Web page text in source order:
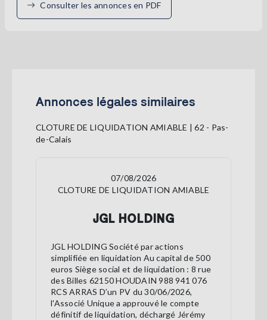
Consulter les annonces en PDF
Annonces légales similaires
CLOTURE DE LIQUIDATION AMIABLE | 62 - Pas-
de-Calais
07/08/2026
CLOTURE DE LIQUIDATION AMIABLE
JGL HOLDING
JGL HOLDING Société par actions
simplifiée en liquidation Au capital de 500
euros Siège social et de liquidation : 8 rue
des Billes 62150 HOUDAIN 988 941 076
RCS ARRAS D’un PV du 30/06/2026,
l'Associé Unique a approuvé le compte
définitif de liquidation, déchargé Jérémy